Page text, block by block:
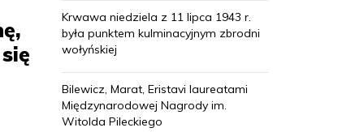
Krwawa niedziela z 11 lipca 1943 r.
była punktem kulminacyjnym zbrodni
wołyńskiej
Bilewicz, Marat, Eristavi laureatami
Międzynarodowej Nagrody im.
Witolda Pileckiego